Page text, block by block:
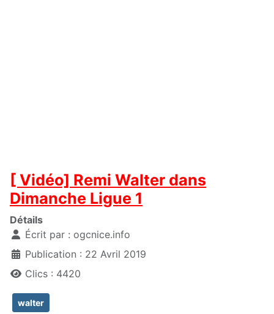
[ Vidéo] Remi Walter dans
Dimanche Ligue 1
Détails
Écrit par : ogcnice.info
Publication : 22 Avril 2019
Clics : 4420
walter